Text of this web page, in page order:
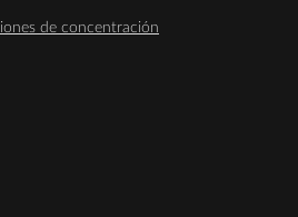
de concentración